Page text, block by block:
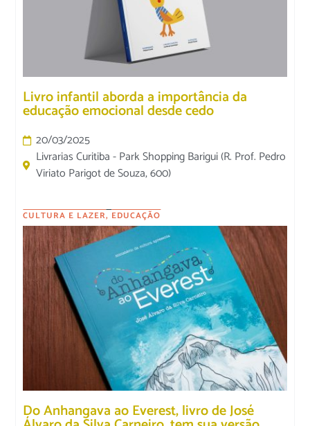
Livro infantil aborda a importância da
educação emocional desde cedo
20/03/2025
Livrarias Curitiba - Park Shopping Barigui (R. Prof. Pedro
Viriato Parigot de Souza, 600)
CULTURA E LAZER, EDUCAÇÃO
Do Anhangava ao Everest, livro de José